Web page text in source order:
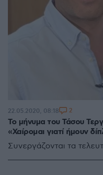
Το μήνυμα του Τάσου
«Χαίρομαι γιατί ήμουν
Συνεργάζονται τα
22.05.2020, 08:18 2